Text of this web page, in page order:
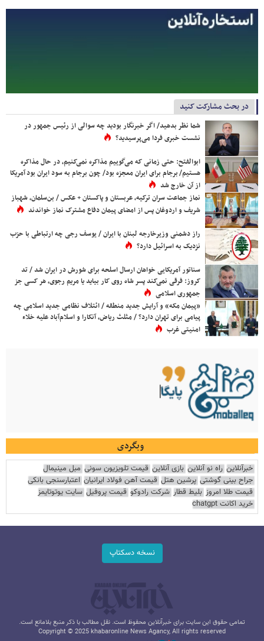
در بحث مشارکت کنید
شما نظر بدهید/ اگر خبرنگار بودید چه سوالی از رئیس جمهور در
نشست خبری فردا می‌پرسیدید؟
ابوالفتح: حتی زمانی که می‌گوییم مذاکره نمی‌کنیم، در حال مذاکره
هستیم/ برجام برای ایران معجزه بود/ چون برجام به سود ایران بود آمریکا
از آن خارج شد
نماز جماعت سران ترکیه، عربستان و پاکستان + عکس / بن‌سلمان، شهباز
شریف و اردوغان پس از امضای پیمان دفاع مشترک نماز خواندند
راز دشمنی وزیرخارجه لبنان با ایران / یوسف رجی چه ارتباطی با حزب
نزدیک به اسرائیل دارد؟
سناتور آمریکایی خواهان ارسال اسلحه برای شورش در ایران شد / تد
کروز: فرقی نمی‌کند پسر شاه روی کار بیاید یا مریم رجوی، هر کسی جز
جمهوری اسلامی
«پیمان مکه» و آرایش جدید منطقه / ائتلاف نظامی جدید اسلامی چه
پیامی برای تهران دارد؟ / مثلث ریاض، آنکارا و اسلام‌آباد علیه خلاء
امنیتی غرب
وبگردی
خبرآنلاین راه نو آنلاین بازی آنلاین قیمت تلویزیون سونی مبل مینیمال
جراح بینی گوشتی پرشین هتل قیمت آهن فولاد ایرانیان اعتبارسنجی بانکی
قیمت طلا امروز بلیط قطار شرکت رادوکو قیمت پروفیل سایت یوتوتایمز
خرید اکانت chatgpt
نسخه دسکتاپ
تمامی حقوق این سایت برای خبرآنلاین محفوظ است. نقل مطالب با ذکر منبع بلامانع است.
Copyright © 2025 khabaronline News Agancy, All rights reserved